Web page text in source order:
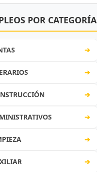
POR CATEGORÍA
➔
➔
➔
➔
➔
➔